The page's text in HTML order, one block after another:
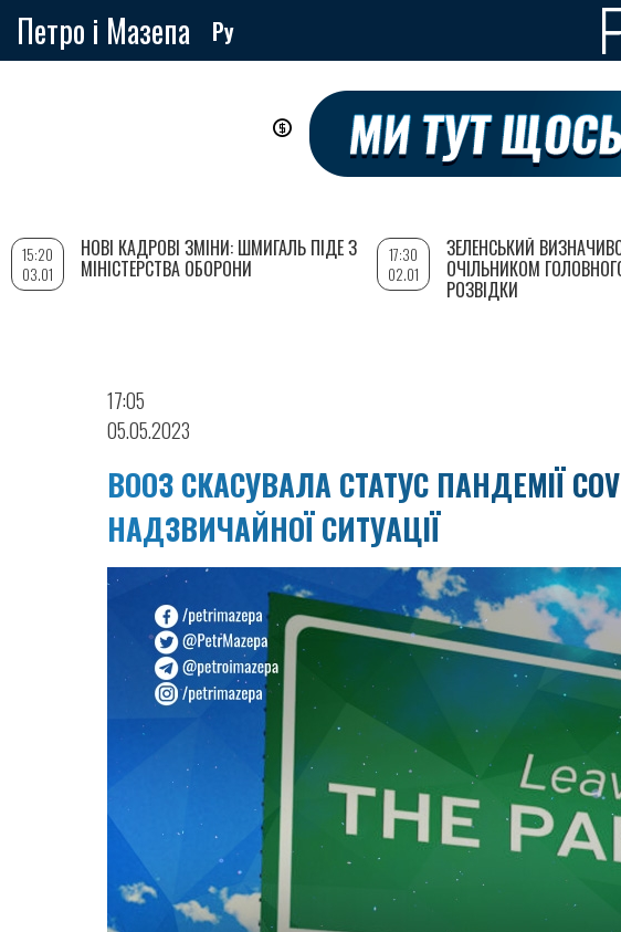
Петро і Мазепа Ру
17:05
05.05.2023
ВООЗ СКАСУВАЛА СТАТУС ПАНДЕМІЇ
НАДЗВИЧАЙНОЇ СИТУАЦІЇ
15:20
03.01
НОВІ КАДРОВІ ЗМІНИ: ШМИГАЛЬ ПІДЕ З
МІНІСТЕРСТВА ОБОРОНИ
17:30
02.01
ЗЕЛЕНСЬКИЙ
ОЧІЛЬНИКОМ
РОЗВІДКИ